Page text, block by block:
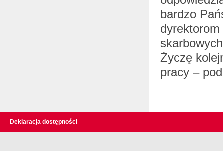
bardzo
Życzę
pracy –
Deklaracja dostępności